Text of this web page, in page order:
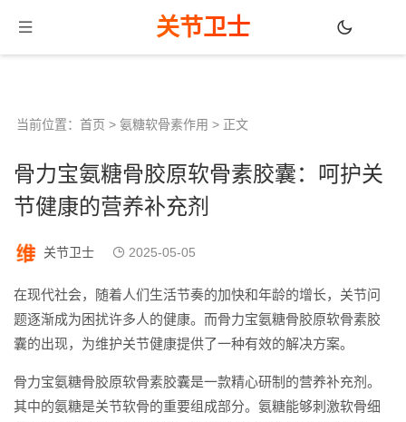
关节卫士
当前位置： 首页 > 氨糖软骨素作用 > 正文
骨力宝氨糖骨胶原软骨素胶囊：呵护关
节健康的营养补充剂
关节卫士 2025-05-05
在现代社会，随着人们生活节奏的加快和年龄的增长，关节问
题逐渐成为困扰许多人的健康。而骨力宝氨糖骨胶原软骨素胶
囊的出现，为维护关节健康提供了一种有效的解决方案。
骨力宝氨糖骨胶原软骨素胶囊是一款精心研制的营养补充剂。
其中的氨糖是关节软骨的重要组成部分。氨糖能够刺激软骨细